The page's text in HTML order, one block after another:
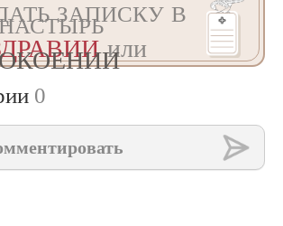
ЗАПИСКУ В
или
0